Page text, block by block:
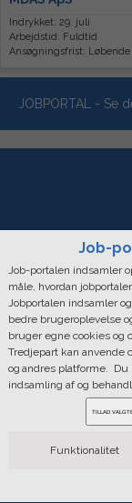
Indrykket: 29. juli
Arbejdstid: Fuldtid
Ansøgningsfrist: Løbende
JOBPORTAL -
Mediaxpress,
Telefontider:
Copyright © 2019
Job-
Job-portalen indsamler
måle, hvordan
Jobportalen indsamler
bedre brugeroplevelse
bruger egne cookies og
Tredjepart kan anvende
og andres platforme.
indsamling af og
TILLAD
Funktionalitet